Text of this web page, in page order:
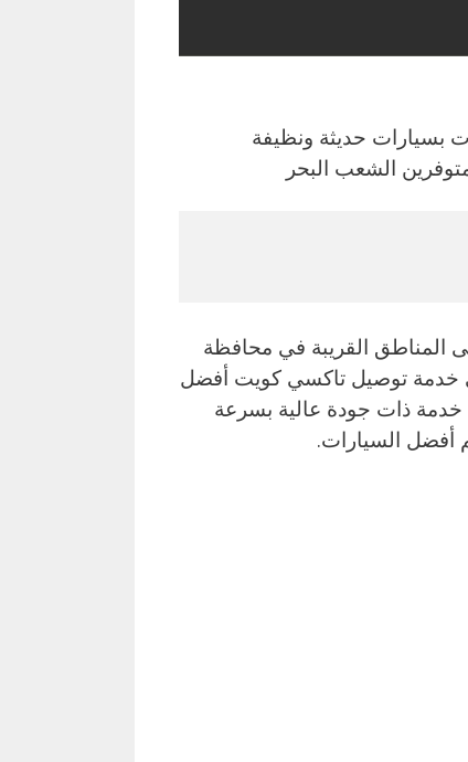
بسيارات حديثة ونظيفة
الشعب البحر
القريبة في محافظة
خدمة توصيل تاكسي كويت أفضل
ذات جودة عالية بسرعة
أفضل السيارات.